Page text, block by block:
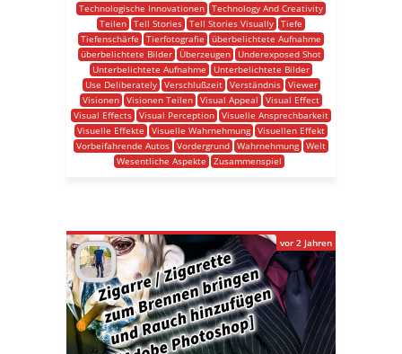
Technologische Innovationen Technology And Creativity
Teilen Tell Stories Tell Stories Visually Tiefe
Tiefenschärfe
Tierfotografie
überbelichtete Aufnahme
überbelichtete Bilder
Überzeugen
Underexposed Shot
Unterbelichtete Aufnahme
Unterbelichtete Bilder
Use Deliberately
Verschlußzeit Verständnis
Viewer
Visionen Visionen Teilen Visual Appeal
Visual Effect
Visual Effects Visual Perception Visuelle Ansprechbarkeit
Visuelle Effekte
Visuelle Wahrnehmung Visuellen Effekt
Vorbeifahrende Autos Vordergrund Wahrnehmung Welt
Wesentliche Aspekte
Zusammenspiel
vor 2 Jahren